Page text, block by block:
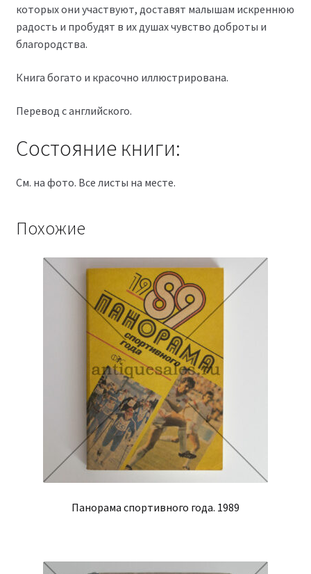
которых они участвуют, доставят малышам искреннюю
радость и пробудят в их душах чувство доброты и
благородства.
Книга богато и красочно иллюстрирована.
Перевод с английского.
Состояние книги:
См. на фото. Все листы на месте.
Похожие
Панорама спортивного года. 1989